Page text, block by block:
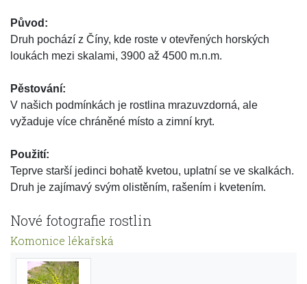
Původ:
Druh pochází z Číny, kde roste v otevřených horských
loukách mezi skalami, 3900 až 4500 m.n.m.
Pěstování:
V našich podmínkách je rostlina mrazuvzdorná, ale
vyžaduje více chráněné místo a zimní kryt.
Použití:
Teprve starší jedinci bohatě kvetou, uplatní se ve skalkách.
Druh je zajímavý svým olistěním, rašením i kvetením.
Nové fotografie rostlin
Komonice lékařská